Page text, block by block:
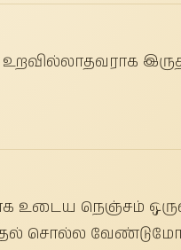
உடைய நெஞ்சம்
சொல்ல